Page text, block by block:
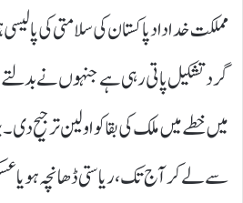
مملکت خداداد پاکستان کی سلامتی کی
گرد تشکیل پاتی رہی ہے جنہوں نے
میں خطے میں ملک کی بقا کو اولین ترجیح
سے لے کر آج تک، ریاستی ڈھانچہ ہو یا